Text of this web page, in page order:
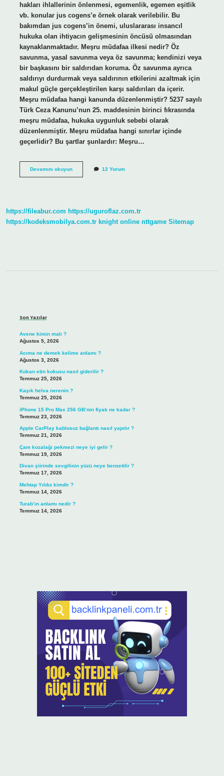
hakları ihlallerinin önlenmesi, egemenlik, egemen eşitlik
vb. konular jus cogens’e örnek olarak verilebilir. Bu
bakımdan jus cogens’in önemi, uluslararası insancıl
hukuka olan ihtiyacın gelişmesinin öncüsü olmasından
kaynaklanmaktadır. Meşru müdafaa ilkesi nedir? Öz
savunma, yasal savunma veya öz savunma; kendinizi veya
bir başkasını bir saldırıdan koruma. Öz savunma ayrıca
saldırıyı durdurmak veya saldırının etkilerini azaltmak için
makul güçle gerçekleştirilen karşı saldırıları da içerir.
Meşru müdafaa hangi kanunda düzenlenmiştir? 5237 sayılı
Türk Ceza Kanunu’nun 25. maddesinin birinci fıkrasında
meşru müdafaa, hukuka uygunluk sebebi olarak
düzenlenmiştir. Meşru müdafaa hangi sınırlar içinde
geçerlidir? Bu şartlar şunlardır: Meşru…
Devamını okuyunMeşru
12 Yorum
https://fileabur.com https://uguroflaz.com.tr
https://kodeksmobilya.com.tr knight online nttgame Sitemap
Son Yazılar
Avene kimin malı ?
Ağustos 5, 2026
Acıma ne demek kelime anlamı ?
Ağustos 3, 2026
Kokan etin kokusu nasıl giderilir ?
Temmuz 25, 2026
Kaşık helva nerenin ?
Temmuz 25, 2026
iPhone 15 Pro Max 256 GB’nin fiyatı ne kadar ?
Temmuz 23, 2026
Apple CarPlay kablosuz bağlantı nasıl yapılır ?
Temmuz 21, 2026
Çam kozalağı pekmezi neye iyi gelir ?
Temmuz 19, 2026
Divan şiirinde sevgilinin yüzü neye benzetilir ?
Temmuz 17, 2026
Mehtap Yıldız kimdir ?
Temmuz 14, 2026
Turab’ın anlamı nedir ?
Temmuz 14, 2026